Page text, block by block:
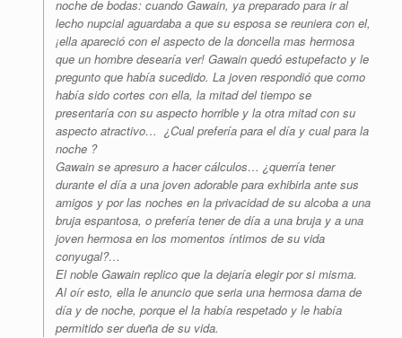
noche de bodas: cuando Gawain, ya preparado para ir al
lecho nupcial aguardaba a que su esposa se reuniera con el,
¡ella apareció con el aspecto de la doncella mas hermosa
que un hombre desearía ver! Gawain quedó estupefacto y le
pregunto que había sucedido. La joven respondió que como
había sido cortes con ella, la mitad del tiempo se
presentaría con su aspecto horrible y la otra mitad con su
aspecto atractivo… ¿Cual prefería para el día y cual para la
noche ?
Gawain se apresuro a hacer cálculos… ¿querría tener
durante el día a una joven adorable para exhibirla ante sus
amigos y por las noches en la privacidad de su alcoba a una
bruja espantosa, o prefería tener de día a una bruja y a una
joven hermosa en los momentos íntimos de su vida
conyugal?…
El noble Gawain replico que la dejaría elegir por si misma.
Al oír esto, ella le anuncio que seria una hermosa dama de
día y de noche, porque el la había respetado y le había
permitido ser dueña de su vida.